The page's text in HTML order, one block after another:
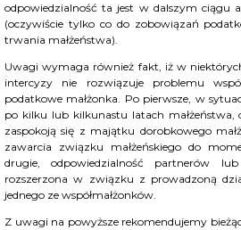
odpowiedzialność ta jest w dalszym ciągu
(oczywiście tylko co do zobowiązań
trwania małżeństwa).
Uwagi wymaga również fakt, iż w
intercyzy nie rozwiązuje problemu
podatkowe małżonka. Po pierwsze, w
po kilku lub kilkunastu latach
zaspokoją się z majątku dorobkowego
zawarcia związku małżeńskiego do
drugie, odpowiedzialność partnerów
rozszerzona w związku z prowadzoną
jednego ze współmałżonków.
Z uwagi na powyższe rekomendujemy